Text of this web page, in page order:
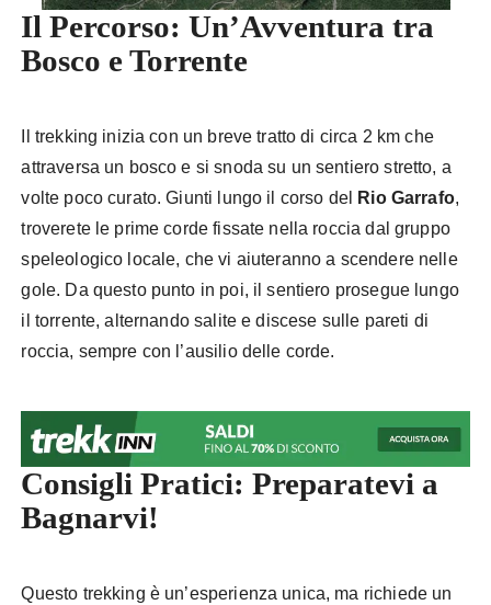
Il Percorso: Un’Avventura tra
Bosco e Torrente
Il trekking inizia con un breve tratto di circa 2 km che
attraversa un bosco e si snoda su un sentiero stretto, a
volte poco curato. Giunti lungo il corso del
Rio Garrafo,
troverete le prime corde fissate nella roccia dal gruppo
speleologico locale, che vi aiuteranno a scendere nelle
gole. Da questo punto in poi, il sentiero prosegue lungo
il torrente, alternando salite e discese sulle pareti di
roccia, sempre con l’ausilio delle corde.
Consigli Pratici: Preparatevi a
Bagnarvi!
Questo trekking è un’esperienza unica, ma richiede un